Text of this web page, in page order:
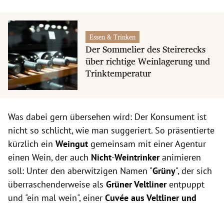
Essen & Trinken
Der Sommelier des Steirerecks
über richtige Weinlagerung und
Trinktemperatur
Was dabei gern übersehen wird: Der Konsument ist
nicht so schlicht, wie man suggeriert. So präsentierte
kürzlich ein Weingut gemeinsam mit einer Agentur
einen Wein, der auch Nicht-Weintrinkeranimieren
soll: Unter den aberwitzigen Namen "Grüny", der sich
überraschenderweise als Grüner Veltlinerentpuppt
und "ein mal wein", einer Cuvée aus Veltliner und